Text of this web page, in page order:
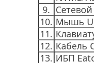
9.
10. Мышь
11.
12. Кабель
13. ИБП